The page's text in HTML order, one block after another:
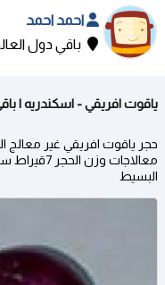
احمد احمد
باقي دول
ياقوت افريقي - اسكندريه |
حجر ياقوت افريقي غير معالج
البسيط